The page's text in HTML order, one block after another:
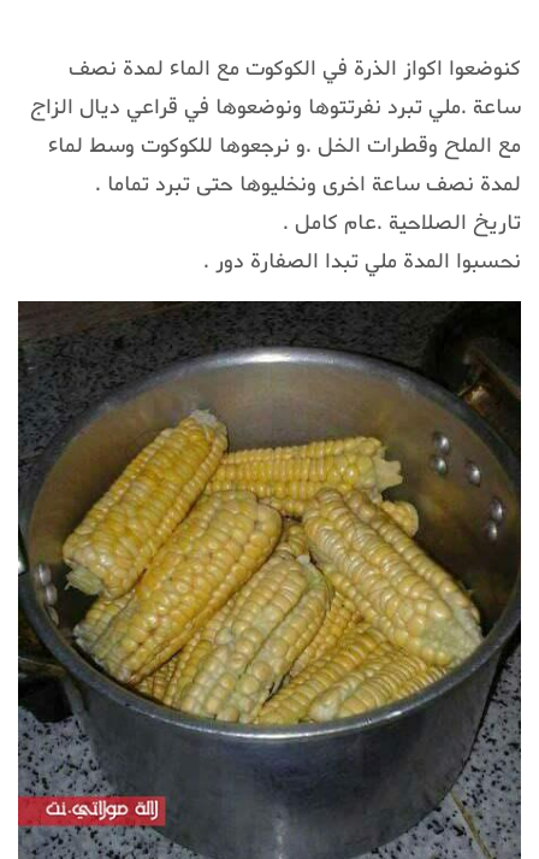
كنوضعوا اكواز الذرة في الكوكوت مع الماء لمدة نصف
ساعة .ملي تبرد نفرتتوها ونوضعوها في قراعي ديال الزاج
مع الملح وقطرات الخل .و نرجعوها للكوكوت وسط لماء
لمدة نصف ساعة اخرى ونخليوها حتى تبرد تماما .
تاريخ الصلاحية .عام كامل .
نحسبوا المدة ملي تبدا الصفارة دور .